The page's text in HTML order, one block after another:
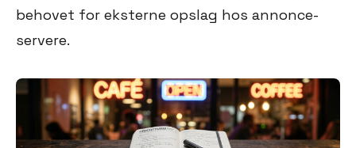
behovet for eksterne opslag hos annonce-
servere.